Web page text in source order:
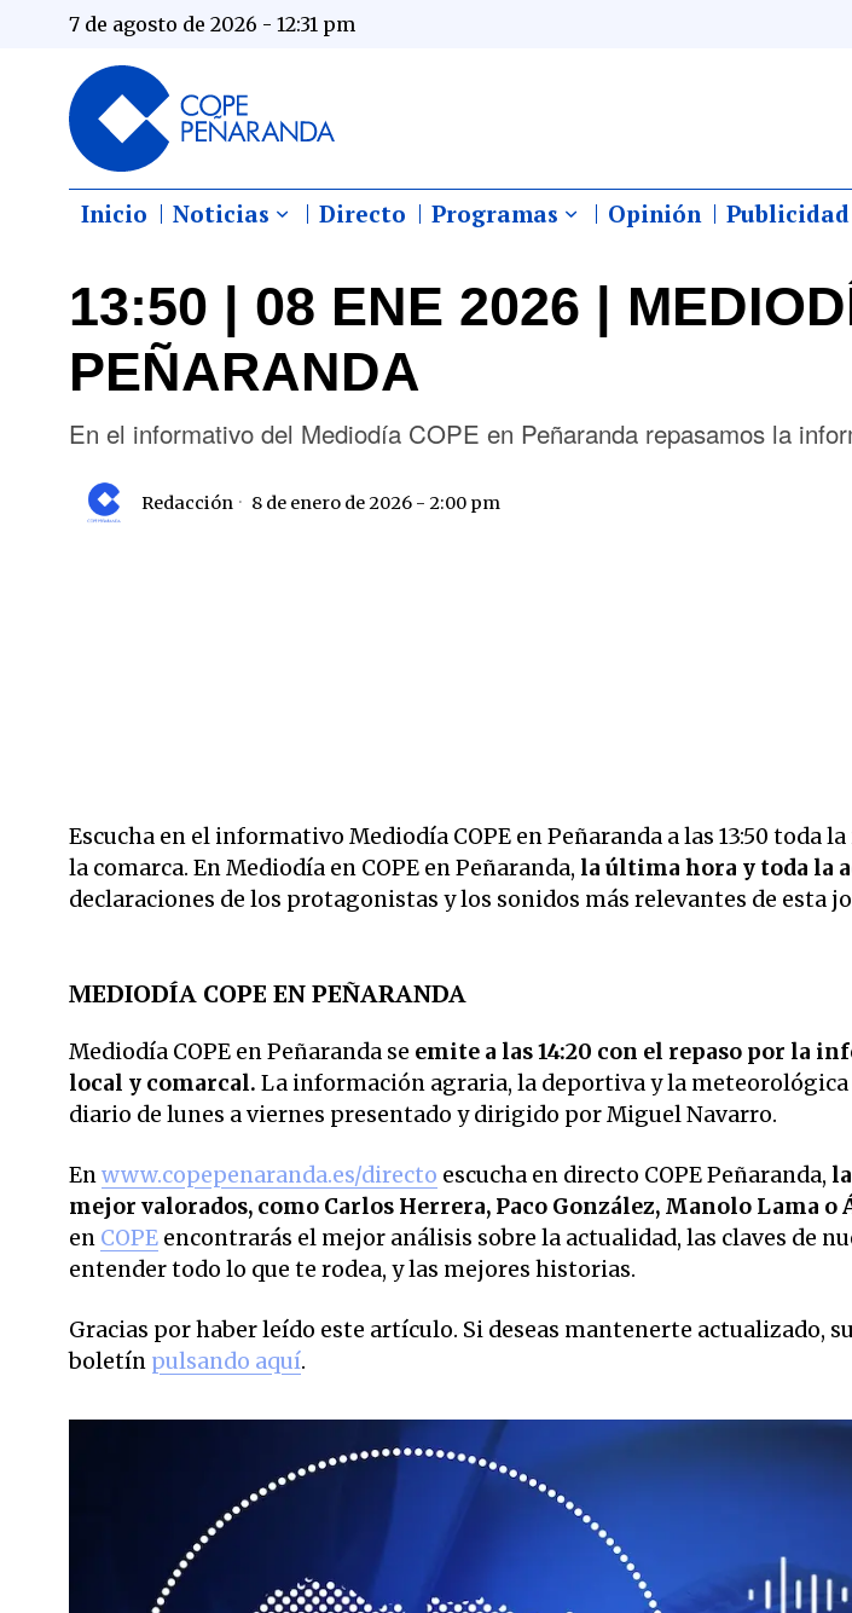
7 de agosto de 2026 - 12:31 pm
Inicio Noticias Directo Programas Opinión Publicidad
13:50 | 08 ENE 2026 |
PEÑARANDA
En el informativo del Mediodía COPE en Peñaranda repasamos la
Redacción 8 de enero de 2026 - 2:00 pm
Escucha en el informativo Mediodía COPE en Peñaranda a las 13:50 toda
la comarca. En Mediodía en COPE en Peñaranda, la última hora y toda la
declaraciones de los protagonistas y los sonidos más relevantes de esta
MEDIODÍA COPE EN PEÑARANDA
Mediodía COPE en Peñaranda se emite a las 14:20 con el repaso por la
local y comarcal. La información agraria, la deportiva y la
diario de lunes a viernes presentado y dirigido por Miguel Navarro.
Enwww.copepenaranda.es/directo escucha en directo COPE Peñaranda,
mejor valorados, como Carlos Herrera, Paco González, Manolo Lama o
en COPE encontrarás el mejor análisis sobre la actualidad, las claves de
entender todo lo que te rodea, y las mejores historias.
Gracias por haber leído este artículo. Si deseas mantenerte actualizado,
boletín pulsando aquí.